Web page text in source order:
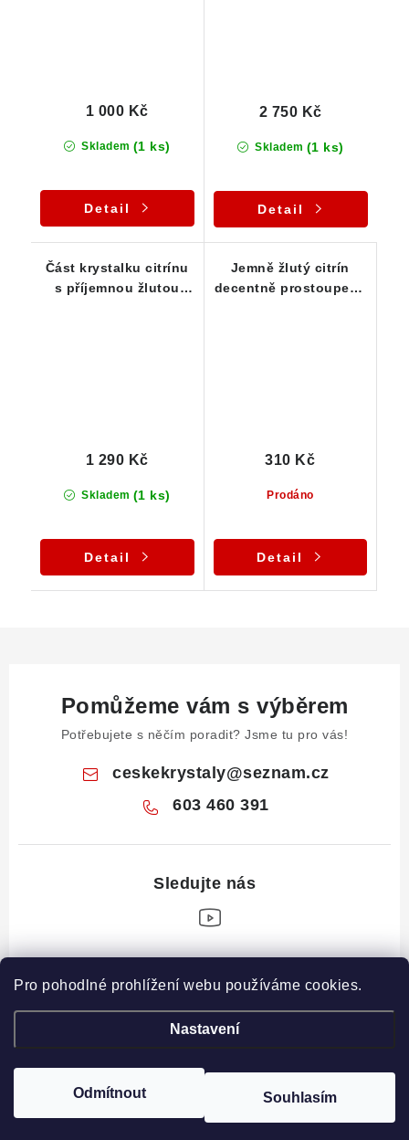
Pro pohodlné prohlížení webu používáme cookies.
Nastavení
Odmítnout Souhlasím
Skladem (1 ks)
1 000 Kč
Detail
Skladem (1 ks)
2 750 Kč
Detail
Část krystalku citrínu
s příjemnou žlutou
Skladem (1 ks)
1 290 Kč
Detail
Jemně žlutý citrín
decentně prostoupený
Prodáno
310 Kč
Detail
Pomůžeme vám s výběrem
Potřebujete s něčím poradit? Jsme tu pro vás!
ceskekrystaly@seznam.cz
603 460 391
Z
Informace pro vás
Obchodní podmínky
Poučení o právu na odstoupení od smlouvy
Vytvořil Shoptet
Copyright 2026České krystaly . Všechna práva vyhrazena.